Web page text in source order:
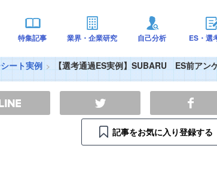
特集記事 業界・企業研究 自己分析 ES・選
ート実例 【選考通過ES実例】SUBARU ES前アン
記事をお気に入り登録する